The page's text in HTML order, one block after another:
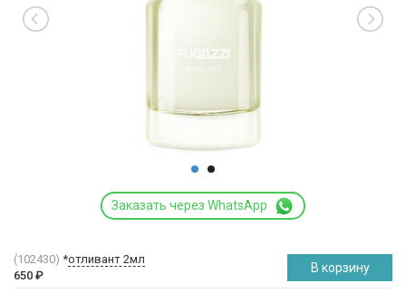
Заказать через WhatsApp
(102430) *отливант 2мл
650 ₽
В корзину